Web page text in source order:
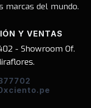
marcas del mundo.
Y VENTAS
- Showroom Of.